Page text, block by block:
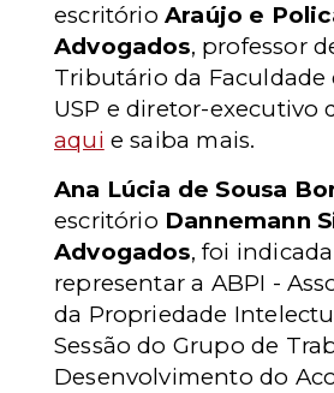
escritórioAraújo e
Advogados, professor
Tributário da Faculdade
USP e diretor-executivo
aqui e saiba mais.
Ana Lúcia de Sousa
escritório Dannemann
Advogados, foi
representar a ABPI -
da Propriedade
Sessão do Grupo de
Desenvolvimento do